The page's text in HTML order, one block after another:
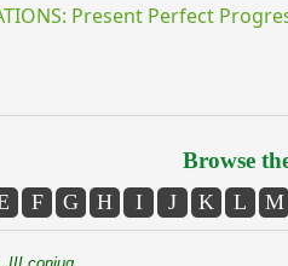
Present Perfect
Browse
F G H I J K L M